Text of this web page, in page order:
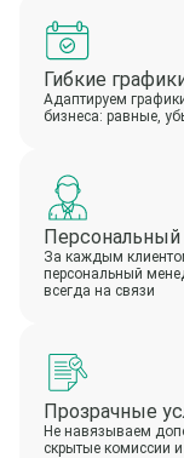
Гибкие
Адаптируем
бизнеса: равные,
Персональный
За каждым
персональный
всегда на связи
Прозрачные
Не навязываем
скрытые комиссии